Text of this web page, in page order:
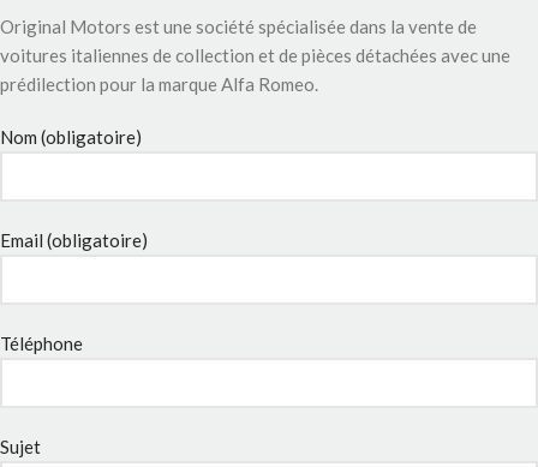
Original Motors est une société spécialisée dans la vente de
voitures italiennes de collection et de pièces détachées avec une
prédilection pour la marque Alfa Romeo.
Nom (obligatoire)
Email (obligatoire)
Téléphone
Sujet